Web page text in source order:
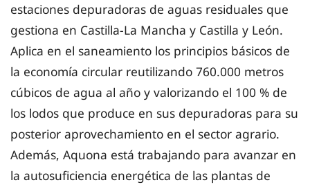
estaciones depuradoras de aguas residuales que
gestiona en Castilla-La Mancha y Castilla y León.
Aplica en el saneamiento los principios básicos de
la economía circular reutilizando 760.000 metros
cúbicos de agua al año y valorizando el 100 % de
los lodos que produce en sus depuradoras para su
posterior aprovechamiento en el sector agrario.
Además, Aquona está trabajando para avanzar en
la autosuficiencia energética de las plantas de